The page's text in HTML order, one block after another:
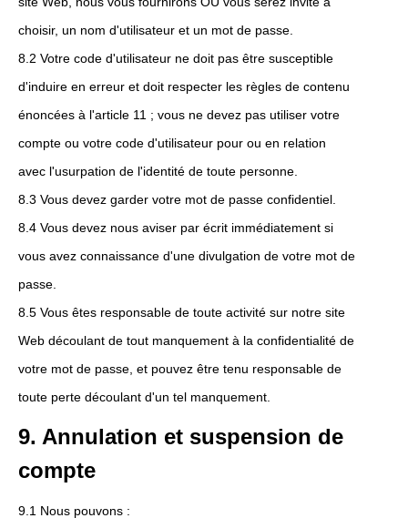
choisir, un nom d'utilisateur et un mot de passe.
8.2 Votre code d'utilisateur ne doit pas être susceptible
d'induire en erreur et doit respecter les règles de contenu
énoncées à l'article 11 ; vous ne devez pas utiliser votre
compte ou votre code d'utilisateur pour ou en relation
avec l'usurpation de l'identité de toute personne.
8.3 Vous devez garder votre mot de passe confidentiel.
8.4 Vous devez nous aviser par écrit immédiatement si
vous avez connaissance d'une divulgation de votre mot de
passe.
8.5 Vous êtes responsable de toute activité sur notre site
Web découlant de tout manquement à la confidentialité de
votre mot de passe, et pouvez être tenu responsable de
toute perte découlant d'un tel manquement.
9. Annulation et suspension de
compte
9.1 Nous pouvons :